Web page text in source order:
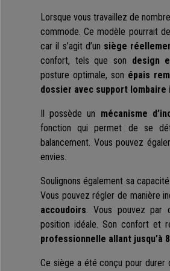
Lorsque vous travaillez de
commode. Ce modèle pourrait
car il s’agit d’un siège
confort, tels que son design
posture optimale, son épais
dossier avec support lombaire
Il possède un mécanisme
fonction qui permet de se
balancement. Vous pouvez
envies.
Soulignons également sa
Vous pouvez régler de manière
accoudoirs. Vous pouvez par
position idéale. Son confort et
professionnelle allant jusqu’à
Ce siège a été conçu pour durer